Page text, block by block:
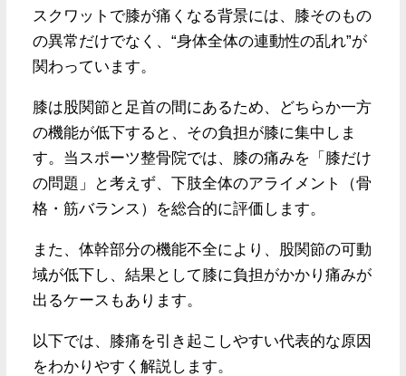
スクワットで膝が痛くなる背景には、膝そのもの
の異常だけでなく、“身体全体の連動性の乱れ”が
関わっています。
膝は股関節と足首の間にあるため、どちらか一方
の機能が低下すると、その負担が膝に集中しま
す。当スポーツ整骨院では、膝の痛みを「膝だけ
の問題」と考えず、下肢全体のアライメント（骨
格・筋バランス）を総合的に評価します。
また、体幹部分の機能不全により、股関節の可動
域が低下し、結果として膝に負担がかかり痛みが
出るケースもあります。
以下では、膝痛を引き起こしやすい代表的な原因
をわかりやすく解説します。